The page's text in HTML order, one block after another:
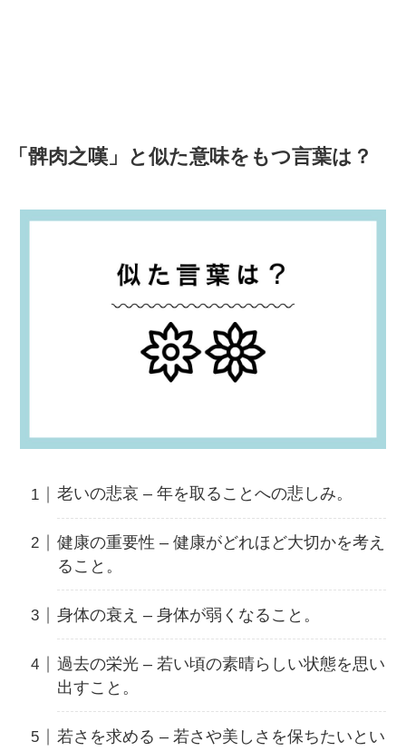
「髀肉之嘆」と似た意味をもつ言葉は？
老いの悲哀 – 年を取ることへの悲しみ。
健康の重要性 – 健康がどれほど大切かを考え
ること。
身体の衰え – 身体が弱くなること。
過去の栄光 – 若い頃の素晴らしい状態を思い
出すこと。
若さを求める – 若さや美しさを保ちたいとい